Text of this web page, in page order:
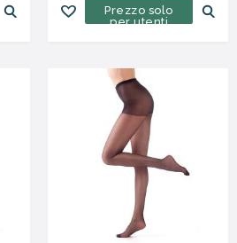
Prezzo solo
per utenti